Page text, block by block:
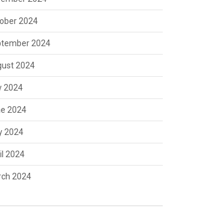
2024
2024
2024
2024
2024
2024
2024
2024